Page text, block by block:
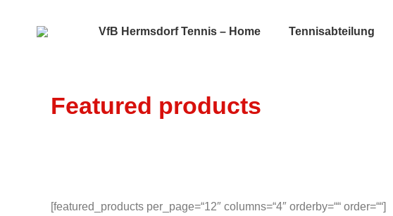
VfB Hermsdorf Tennis – Home Tennisabteilung
Featured products
[featured_products per_page=“12″ columns=“4″ orderby=““ order=““]